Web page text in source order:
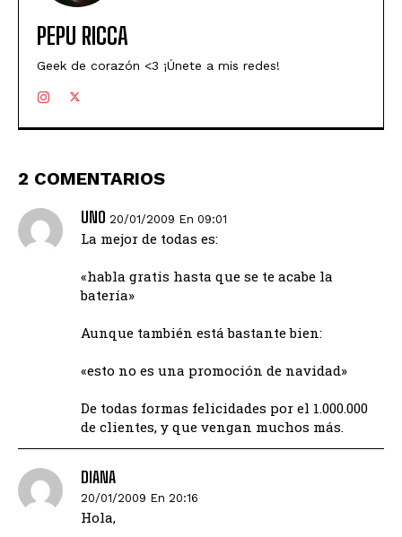
PEPU RICCA
Geek de corazón <3 ¡Únete a mis redes!
2 COMENTARIOS
UNO 20/01/2009 En 09:01
La mejor de todas es:
«habla gratis hasta que se te acabe la
batería»
Aunque también está bastante bien:
«esto no es una promoción de navidad»
De todas formas felicidades por el 1.000.000
de clientes, y que vengan muchos más.
DIANA
20/01/2009 En 20:16
Hola,